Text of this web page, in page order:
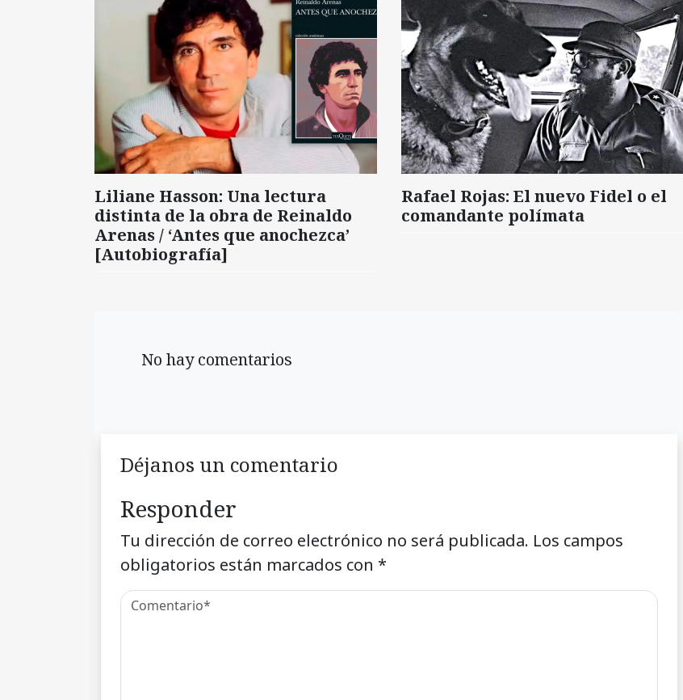
Liliane Hasson: Una lectura
distinta de la obra de Reinaldo
Arenas / ‘Antes que anochezca’
[Autobiografía]
Rafael Rojas: El nuevo Fidel o el
comandante polímata
No hay comentarios
Déjanos un comentario
Responder
Tu dirección de correo electrónico no será publicada. Los campos
obligatorios están marcados con *